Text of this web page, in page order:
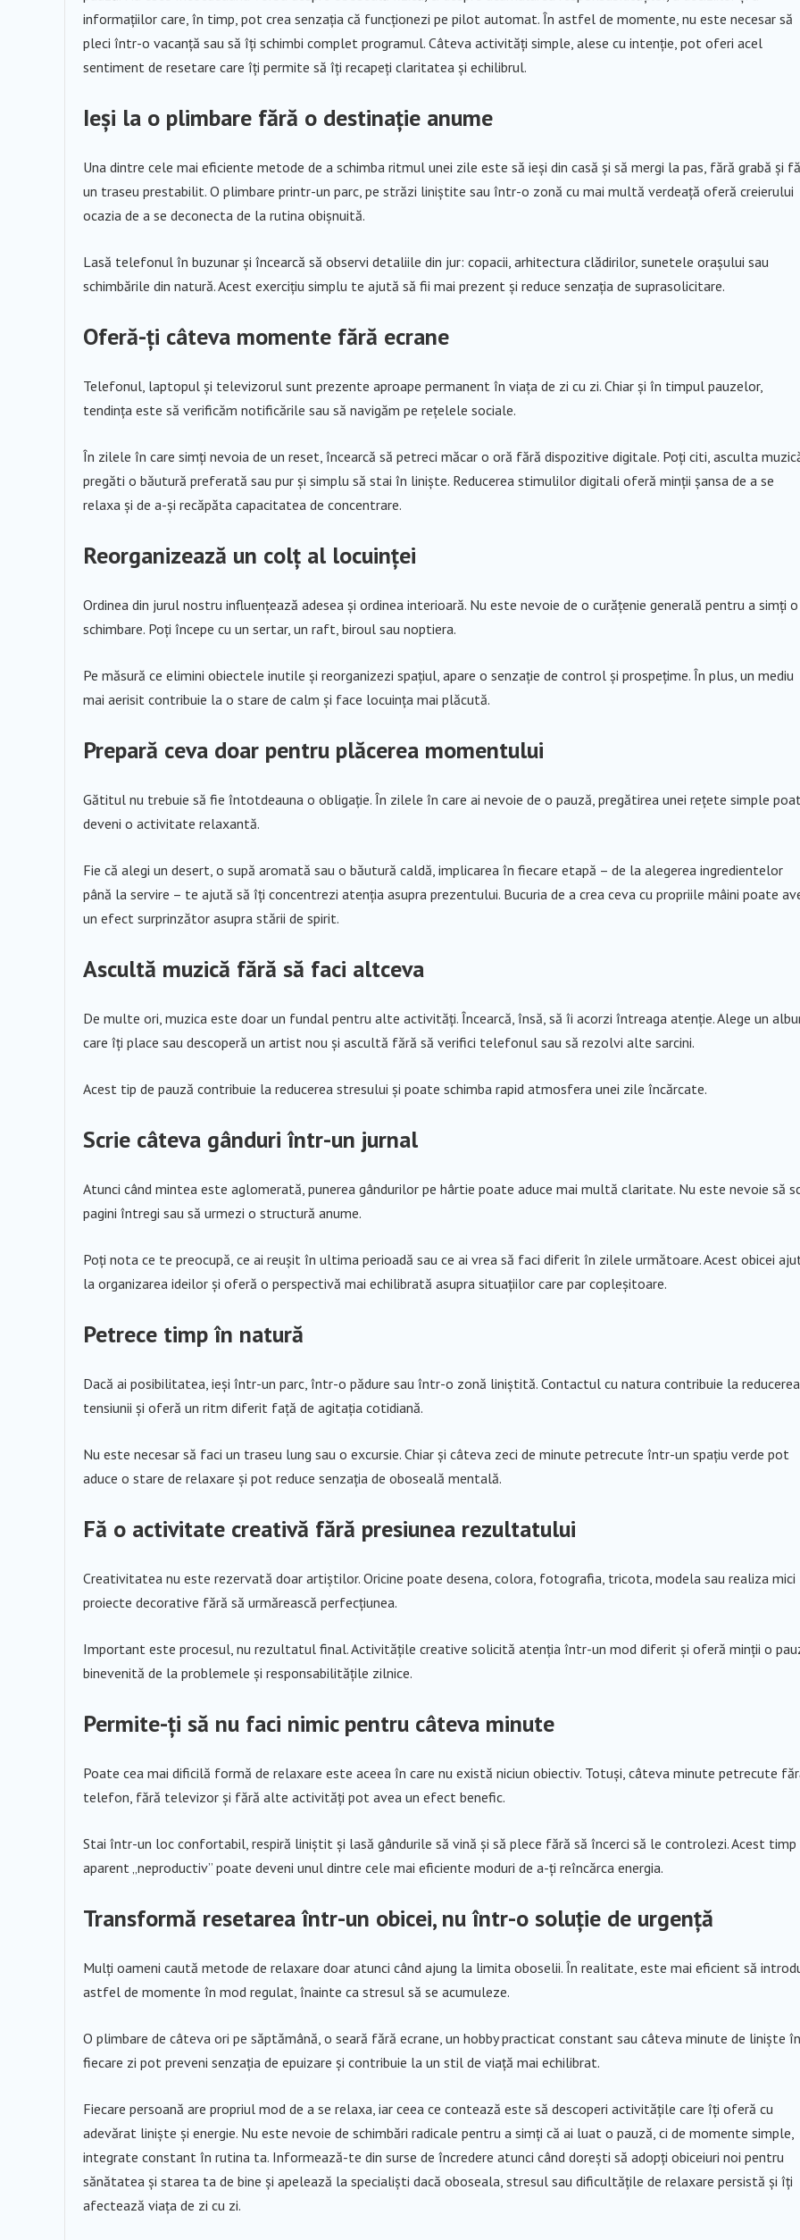
informațiilor care, în timp, pot crea senzația că funcționezi pe pilot automat. În astfel de momente, nu este necesar să
pleci într-o vacanță sau să îți schimbi complet programul. Câteva activități simple, alese cu intenție, pot oferi acel
sentiment de resetare care îți permite să îți recapeți claritatea și echilibrul.
Ieși la o plimbare fără o destinație anume
Una dintre cele mai eficiente metode de a schimba ritmul unei zile este să ieși din casă și să mergi la pas, fără grabă și
un traseu prestabilit. O plimbare printr-un parc, pe străzi liniștite sau într-o zonă cu mai multă verdeață oferă creierului
ocazia de a se deconecta de la rutina obișnuită.
Lasă telefonul în buzunar și încearcă să observi detaliile din jur: copacii, arhitectura clădirilor, sunetele orașului sau
schimbările din natură. Acest exercițiu simplu te ajută să fii mai prezent și reduce senzația de suprasolicitare.
Oferă-ți câteva momente fără ecrane
Telefonul, laptopul și televizorul sunt prezente aproape permanent în viața de zi cu zi. Chiar și în timpul pauzelor,
tendința este să verificăm notificările sau să navigăm pe rețelele sociale.
În zilele în care simți nevoia de un reset, încearcă să petreci măcar o oră fără dispozitive digitale. Poți citi, asculta
pregăti o băutură preferată sau pur și simplu să stai în liniște. Reducerea stimulilor digitali oferă minții șansa de a se
relaxa și de a-și recăpăta capacitatea de concentrare.
Reorganizează un colț al locuinței
Ordinea din jurul nostru influențează adesea și ordinea interioară. Nu este nevoie de o curățenie generală pentru a simți o
schimbare. Poți începe cu un sertar, un raft, biroul sau noptiera.
Pe măsură ce elimini obiectele inutile și reorganizezi spațiul, apare o senzație de control și prospețime. În plus, un mediu
mai aerisit contribuie la o stare de calm și face locuința mai plăcută.
Prepară ceva doar pentru plăcerea momentului
Gătitul nu trebuie să fie întotdeauna o obligație. În zilele în care ai nevoie de o pauză, pregătirea unei rețete simple
deveni o activitate relaxantă.
Fie că alegi un desert, o supă aromată sau o băutură caldă, implicarea în fiecare etapă – de la alegerea ingredientelor
până la servire – te ajută să îți concentrezi atenția asupra prezentului. Bucuria de a crea ceva cu propriile mâini poate
un efect surprinzător asupra stării de spirit.
Ascultă muzică fără să faci altceva
De multe ori, muzica este doar un fundal pentru alte activități. Încearcă, însă, să îi acorzi întreaga atenție. Alege un
care îți place sau descoperă un artist nou și ascultă fără să verifici telefonul sau să rezolvi alte sarcini.
Acest tip de pauză contribuie la reducerea stresului și poate schimba rapid atmosfera unei zile încărcate.
Scrie câteva gânduri într-un jurnal
Atunci când mintea este aglomerată, punerea gândurilor pe hârtie poate aduce mai multă claritate. Nu este nevoie să
pagini întregi sau să urmezi o structură anume.
Poți nota ce te preocupă, ce ai reușit în ultima perioadă sau ce ai vrea să faci diferit în zilele următoare. Acest obicei
la organizarea ideilor și oferă o perspectivă mai echilibrată asupra situațiilor care par copleșitoare.
Petrece timp în natură
Dacă ai posibilitatea, ieși într-un parc, într-o pădure sau într-o zonă liniștită. Contactul cu natura contribuie la reducerea
tensiunii și oferă un ritm diferit față de agitația cotidiană.
Nu este necesar să faci un traseu lung sau o excursie. Chiar și câteva zeci de minute petrecute într-un spațiu verde pot
aduce o stare de relaxare și pot reduce senzația de oboseală mentală.
Fă o activitate creativă fără presiunea rezultatului
Creativitatea nu este rezervată doar artiștilor. Oricine poate desena, colora, fotografia, tricota, modela sau realiza mici
proiecte decorative fără să urmărească perfecțiunea.
Important este procesul, nu rezultatul final. Activitățile creative solicită atenția într-un mod diferit și oferă minții o
binevenită de la problemele și responsabilitățile zilnice.
Permite-ți să nu faci nimic pentru câteva minute
Poate cea mai dificilă formă de relaxare este aceea în care nu există niciun obiectiv. Totuși, câteva minute petrecute
telefon, fără televizor și fără alte activități pot avea un efect benefic.
Stai într-un loc confortabil, respiră liniștit și lasă gândurile să vină și să plece fără să încerci să le controlezi. Acest timp
aparent „neproductiv” poate deveni unul dintre cele mai eficiente moduri de a-ți reîncărca energia.
Transformă resetarea într-un obicei, nu într-o soluție de urgență
Mulți oameni caută metode de relaxare doar atunci când ajung la limita oboselii. În realitate, este mai eficient să
astfel de momente în mod regulat, înainte ca stresul să se acumuleze.
O plimbare de câteva ori pe săptămână, o seară fără ecrane, un hobby practicat constant sau câteva minute de liniște în
fiecare zi pot preveni senzația de epuizare și contribuie la un stil de viață mai echilibrat.
Fiecare persoană are propriul mod de a se relaxa, iar ceea ce contează este să descoperi activitățile care îți oferă cu
adevărat liniște și energie. Nu este nevoie de schimbări radicale pentru a simți că ai luat o pauză, ci de momente simple,
integrate constant în rutina ta. Informează-te din surse de încredere atunci când dorești să adopți obiceiuri noi pentru
sănătatea și starea ta de bine și apelează la specialiști dacă oboseala, stresul sau dificultățile de relaxare persistă și îți
afectează viața de zi cu zi.